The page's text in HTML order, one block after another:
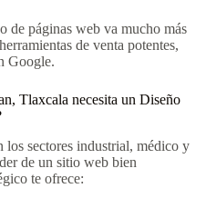
de páginas web va mucho más
de venta potentes,
Google.
Tlaxcala necesita un Diseño
los sectores industrial, médico y
de un sitio web bien
te ofrece: